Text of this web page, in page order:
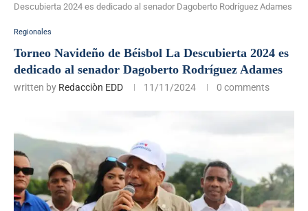
Descubierta 2024 es dedicado al senador Dagoberto Rodríguez Adames
Regionales
Torneo Navideño de Béisbol La Descubierta 2024 es
dedicado al senador Dagoberto Rodríguez Adames
written by Redacciòn EDD 11/11/2024 0 comments